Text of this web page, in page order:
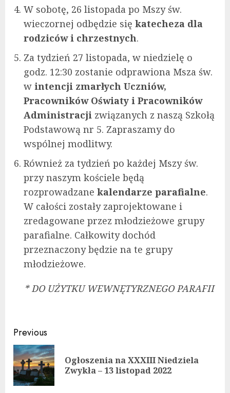
W sobotę, 26 listopada po Mszy św.
wieczornej odbędzie się katecheza dla
rodziców i chrzestnych.
Za tydzień 27 listopada, w niedzielę o
godz. 12:30 zostanie odprawiona Msza św.
w intencji zmarłych Uczniów,
Pracowników Oświaty i Pracowników
Administracji związanych z naszą Szkołą
Podstawową nr 5. Zapraszamy do
wspólnej modlitwy.
Również za tydzień po każdej Mszy św.
przy naszym kościele będą
rozprowadzane kalendarze parafialne.
W całości zostały zaprojektowane i
zredagowane przez młodzieżowe grupy
parafialne. Całkowity dochód
przeznaczony będzie na te grupy
młodzieżowe.
* DO UŻYTKU WEWNĘTYRZNEGO PARAFII
Continue
Reading
Previous
Ogłoszenia na XXXIII Niedziela
Zwykła – 13 listopad 2022